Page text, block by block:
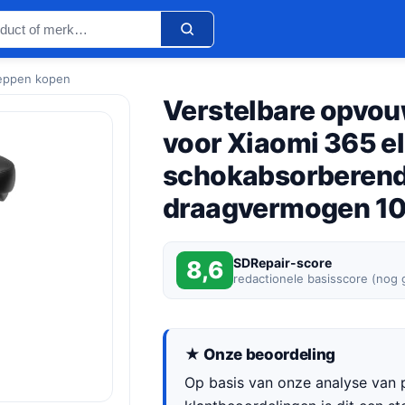
kopen
Verstelbare
voor Xiaomi 365
draagvermogen
8,6 SDRepair-score
redactionele basisscore (nog
★ Onze beoordeling
Op basis van onze analyse van